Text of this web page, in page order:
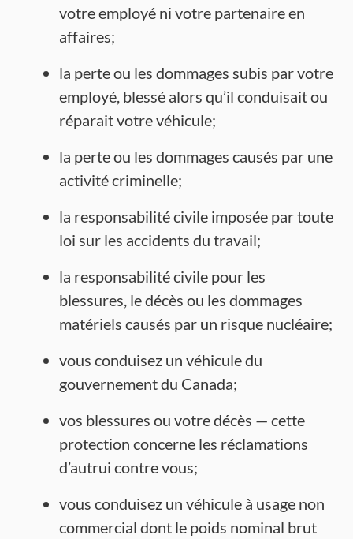
votre employé ni votre partenaire en
affaires;
la perte ou les dommages subis par votre
employé, blessé alors qu’il conduisait ou
réparait votre véhicule;
la perte ou les dommages causés par une
activité criminelle;
la responsabilité civile imposée par toute
loi sur les accidents du travail;
la responsabilité civile pour les
blessures, le décès ou les dommages
matériels causés par un risque nucléaire;
vous conduisez un véhicule du
gouvernement du Canada;
vos blessures ou votre décès — cette
protection concerne les réclamations
d’autrui contre vous;
vous conduisez un véhicule à usage non
commercial dont le poids nominal brut